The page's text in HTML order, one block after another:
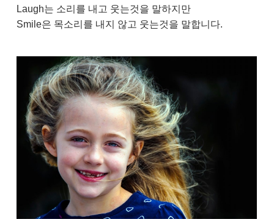
Laugh는 소리를 내고 웃는것을 말하지만
Smile은 목소리를 내지 않고 웃는것을 말합니다.